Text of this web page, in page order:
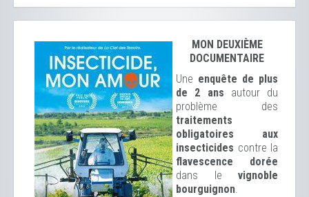
MON DEUXIÈME
DOCUMENTAIRE
Une enquête de plus
de 2 ans autour du
problème des
traitements
obligatoires aux
insecticides contre la
flavescence dorée
dans le vignoble
bourguignon.